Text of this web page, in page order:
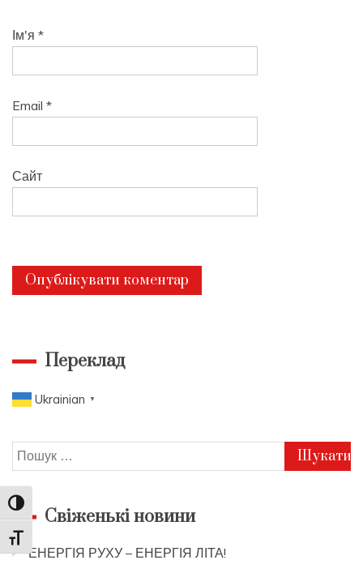
Toggle High Contrast
Toggle Font size
Ім'я *
Email *
Сайт
Переклад
Ukrainian ▼
Пошук:
Свіженькі новини
ЕНЕРГІЯ РУХУ – ЕНЕРГІЯ ЛІТА!